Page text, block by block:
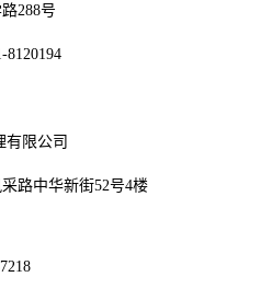
288号
招标代理有限公司
风采路中华新街52号4楼
0751-8887218